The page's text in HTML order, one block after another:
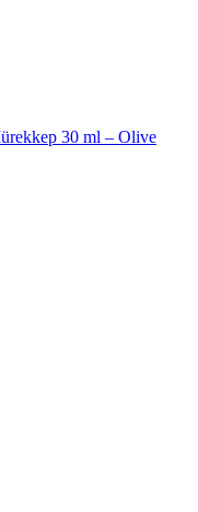
30 ml – Olive